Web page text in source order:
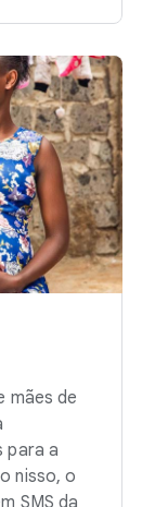
mães de
para a
nisso, o
SMS da